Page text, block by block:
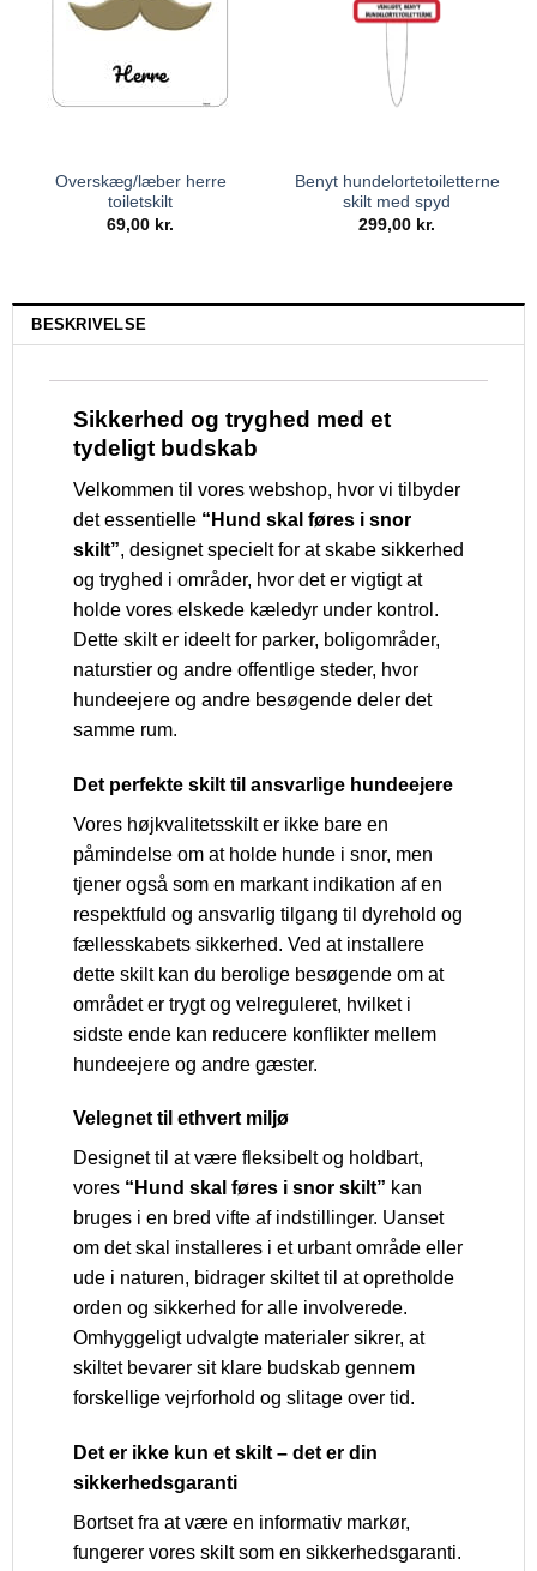
Overskæg/læber herre
toiletskilt
69,00 kr.
Benyt hundelortetoiletterne
skilt med spyd
299,00 kr.
BESKRIVELSE
Sikkerhed og tryghed med et
tydeligt budskab
Velkommen til vores webshop, hvor vi tilbyder
det essentielle “Hund skal føres i snor
skilt”, designet specielt for at skabe sikkerhed
og tryghed i områder, hvor det er vigtigt at
holde vores elskede kæledyr under kontrol.
Dette skilt er ideelt for parker, boligområder,
naturstier og andre offentlige steder, hvor
hundeejere og andre besøgende deler det
samme rum.
Det perfekte skilt til ansvarlige hundeejere
Vores højkvalitetsskilt er ikke bare en
påmindelse om at holde hunde i snor, men
tjener også som en markant indikation af en
respektfuld og ansvarlig tilgang til dyrehold og
fællesskabets sikkerhed. Ved at installere
dette skilt kan du berolige besøgende om at
området er trygt og velreguleret, hvilket i
sidste ende kan reducere konflikter mellem
hundeejere og andre gæster.
Velegnet til ethvert miljø
Designet til at være fleksibelt og holdbart,
vores “Hund skal føres i snor skilt” kan
bruges i en bred vifte af indstillinger. Uanset
om det skal installeres i et urbant område eller
ude i naturen, bidrager skiltet til at opretholde
orden og sikkerhed for alle involverede.
Omhyggeligt udvalgte materialer sikrer, at
skiltet bevarer sit klare budskab gennem
forskellige vejrforhold og slitage over tid.
Det er ikke kun et skilt – det er din
sikkerhedsgaranti
Bortset fra at være en informativ markør,
fungerer vores skilt som en sikkerhedsgaranti.